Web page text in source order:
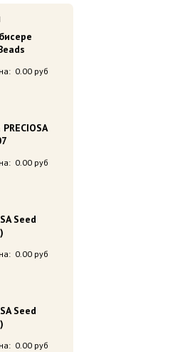
0.00 руб
0.00 руб
Seed
0.00 руб
Seed
0.00 руб